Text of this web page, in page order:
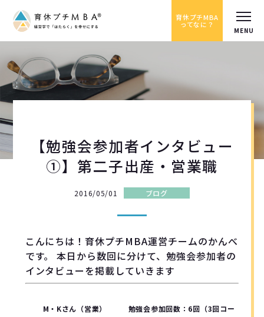
育休プチMBA
ってなに？
【勉強会参加者インタビュー
①】第二子出産・営業職
2016/05/01 ブログ
こんにちは！育休プチMBA運営チームのかんべ
です。 本日から数回に分けて、勉強会参加者の
インタビューを掲載していきます
M・Kさん（営業）
勉強会参加回数：6回（3回コー